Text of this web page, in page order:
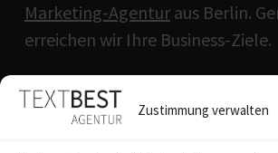
Zustimmung verwalten
Marketing-Agenturaus Berlin.
erreichen wir Ihre Business-Ziele.
QUICKLINKS